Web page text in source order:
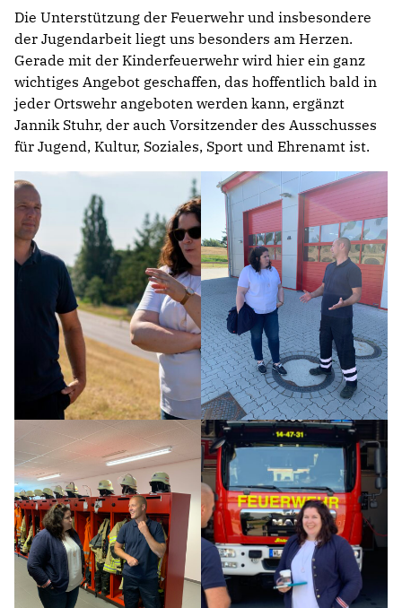
Die Unterstützung der Feuerwehr und insbesondere
der Jugendarbeit liegt uns besonders am Herzen.
Gerade mit der Kinderfeuerwehr wird hier ein ganz
wichtiges Angebot geschaffen, das hoffentlich bald in
jeder Ortswehr angeboten werden kann, ergänzt
Jannik Stuhr, der auch Vorsitzender des Ausschusses
für Jugend, Kultur, Soziales, Sport und Ehrenamt ist.